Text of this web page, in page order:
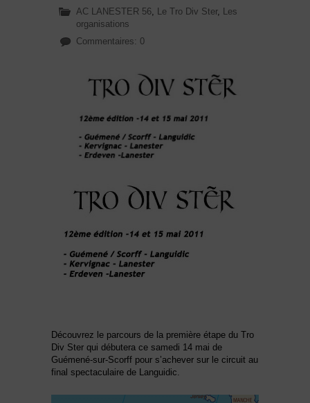
AC LANESTER 56, Le Tro Div Ster, Les
organisations
Commentaires: 0
Découvrez le parcours de la première étape du Tro
Div Ster qui débutera ce samedi 14 mai de
Guémené-sur-Scorff pour s’achever sur le circuit au
final spectaculaire de Languidic.